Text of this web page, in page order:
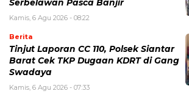
Serbelawan Pasca Banjir
Kamis, 6 Agu 2026 - 08:22
Berita
Tinjut Laporan CC 110, Polsek Siantar
Barat Cek TKP Dugaan KDRT di Gang
Swadaya
Kamis, 6 Agu 2026 - 07:33